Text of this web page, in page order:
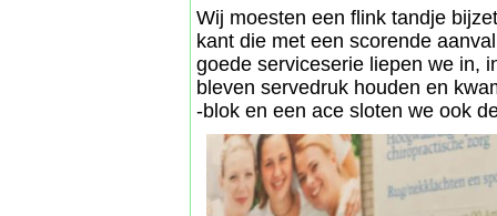
Wij moesten een flink tandje
kant die met een scorende
goede serviceserie liepen we in,
bleven servedruk houden en
-blok en een ace sloten we ook